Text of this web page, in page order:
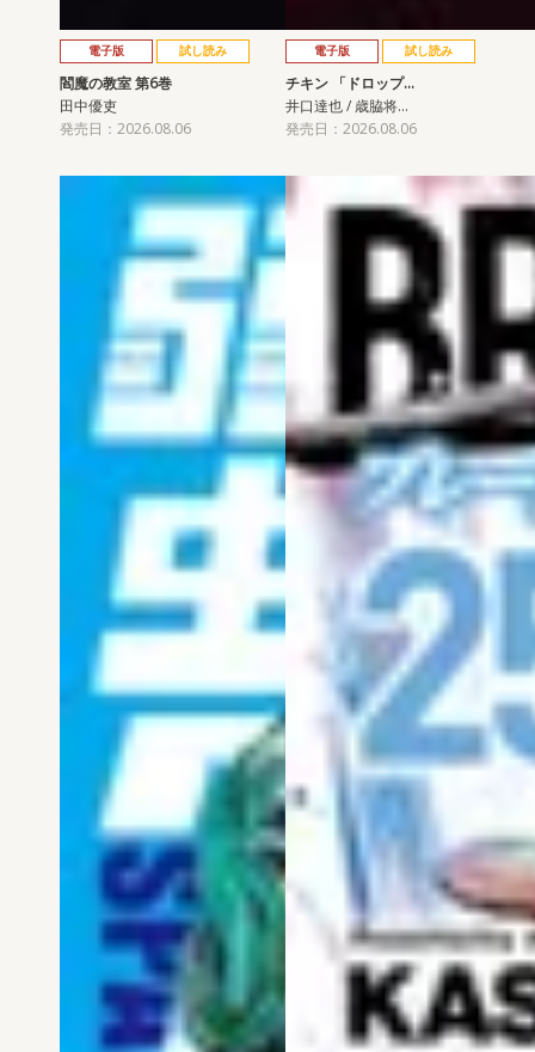
電子版 試し読み
閻魔の教室 第6巻
田中優吏
発売日：2026.08.06
電子版 試し読み
チキン 「ドロップ…
井口達也 / 歳脇将…
発売日：2026.08.06